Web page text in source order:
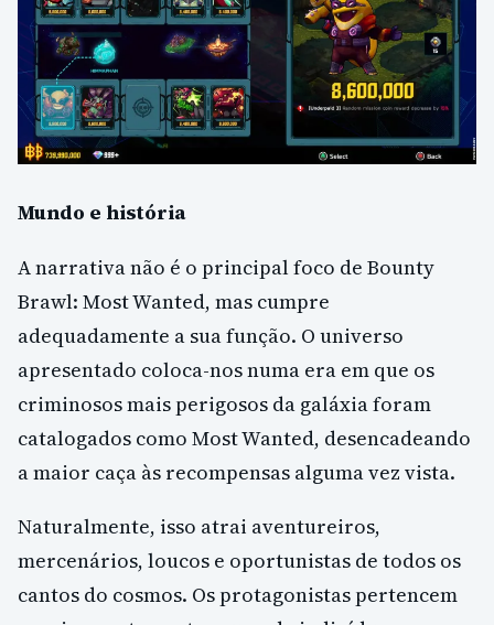
Mundo e história
A narrativa não é o principal foco de Bounty
Brawl: Most Wanted, mas cumpre
adequadamente a sua função. O universo
apresentado coloca-nos numa era em que os
criminosos mais perigosos da galáxia foram
catalogados como Most Wanted, desencadeando
a maior caça às recompensas alguma vez vista.
Naturalmente, isso atrai aventureiros,
mercenários, loucos e oportunistas de todos os
cantos do cosmos. Os protagonistas pertencem